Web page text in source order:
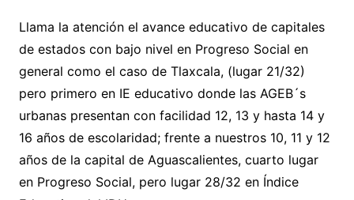
Llama la atención el avance educativo de capitales
de estados con bajo nivel en Progreso Social en
general como el caso de Tlaxcala, (lugar 21/32)
pero primero en IE educativo donde las AGEB´s
urbanas presentan con facilidad 12, 13 y hasta 14 y
16 años de escolaridad; frente a nuestros 10, 11 y 12
años de la capital de Aguascalientes, cuarto lugar
en Progreso Social, pero lugar 28/32 en Índice